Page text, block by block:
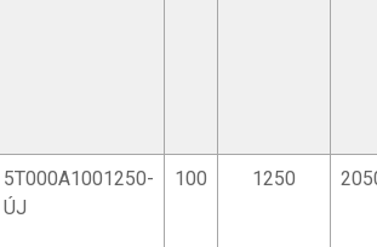
5T000A1001250-
ÚJ
100 1250